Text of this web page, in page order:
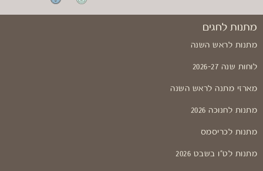
מתנות לחגים
מתנות לראש השנה
לוחות שנה 2026-27
מארזי מתנה לראש השנה
מתנות לחנוכה 2026
מתנות לכריסמס
מתנות לט"ו בשבט 2026